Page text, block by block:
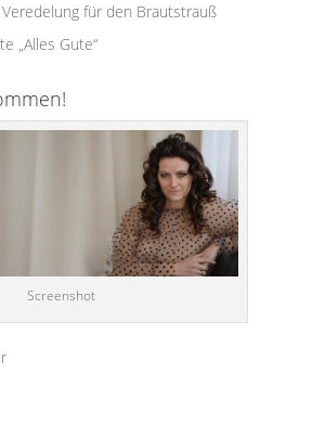
Veredelung für den Brautstrauß
„Alles Gute“
Screenshot